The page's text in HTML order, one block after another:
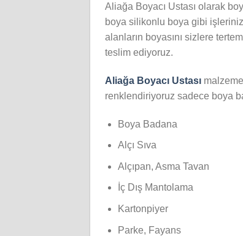
Aliağa Boyacı Ustası olarak
boya silikonlu boya gibi
alanların boyasını sizlere
teslim ediyoruz.
Aliağa Boyacı Ustası
renklendiriyoruz sadece boya
Boya Badana
Alçı Sıva
Alçıpan, Asma Tavan
İç Dış Mantolama
Kartonpiyer
Parke, Fayans